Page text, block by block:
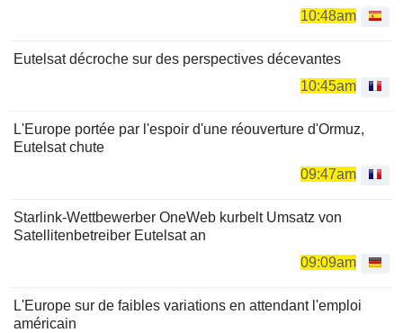
10:48am
Eutelsat décroche sur des perspectives décevantes
10:45am
L'Europe portée par l'espoir d'une réouverture d'Ormuz,
Eutelsat chute
09:47am
Starlink-Wettbewerber OneWeb kurbelt Umsatz von
Satellitenbetreiber Eutelsat an
09:09am
L'Europe sur de faibles variations en attendant l'emploi
américain